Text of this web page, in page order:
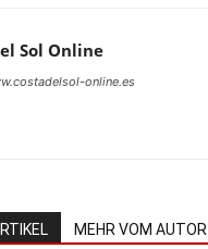
Sol Online
online.es
MEHR VOM AUTOR